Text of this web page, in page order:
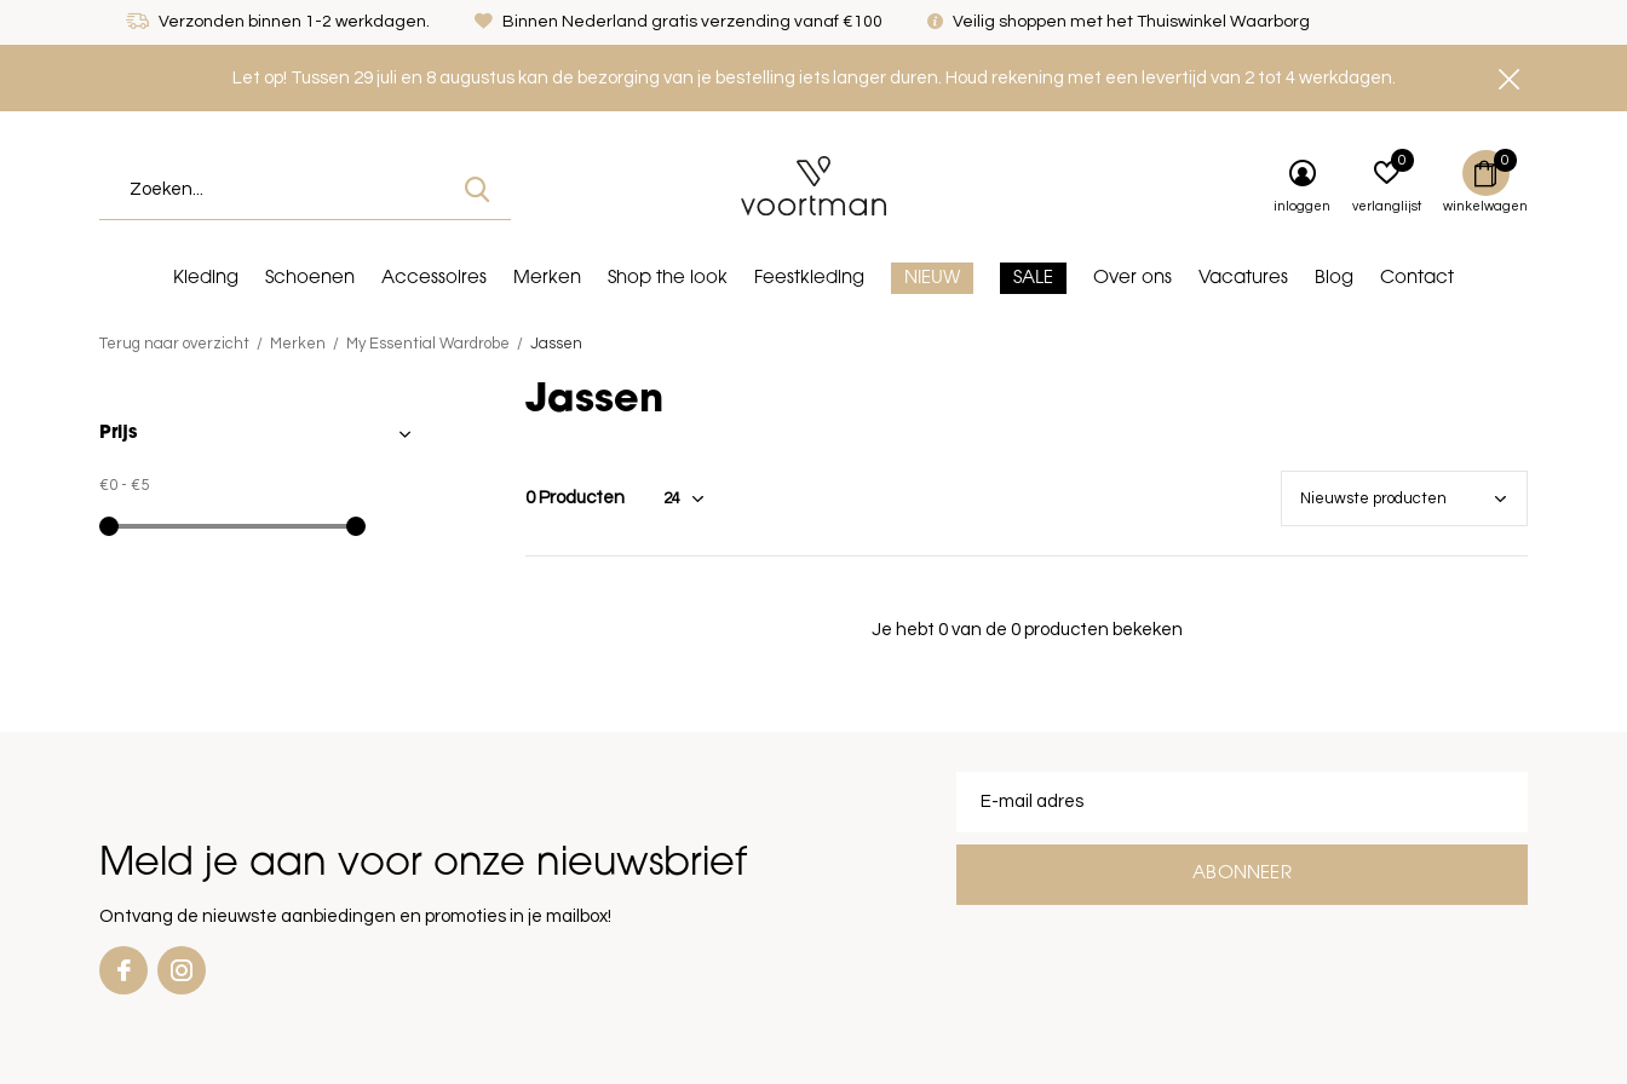
Let op! Tussen 29 juli en 8 augustus kan de bezorging van je bestelling iets langer duren. Houd rekening met een levertijd van 2 tot 4 werkdagen.
Kleding Schoenen Accessoires Merken Shop the look Feestkleding NIEUW SALE Over ons Vacatures Blog Contact
inloggen verlanglijst
0
winkelwagen
0
Verzonden binnen 1-2 werkdagen. Binnen Nederland gratis verzending vanaf €100 Veilig shoppen met het Thuiswinkel Waarborg
Terug naar overzicht Merken My Essential Wardrobe Jassen
Jassen
0 Producten
Je hebt 0 van de 0 producten bekeken
Prijs
€0 - €5
Meld je aan voor onze nieuwsbrief
Ontvang de nieuwste aanbiedingen en promoties in je mailbox!
ABONNEER